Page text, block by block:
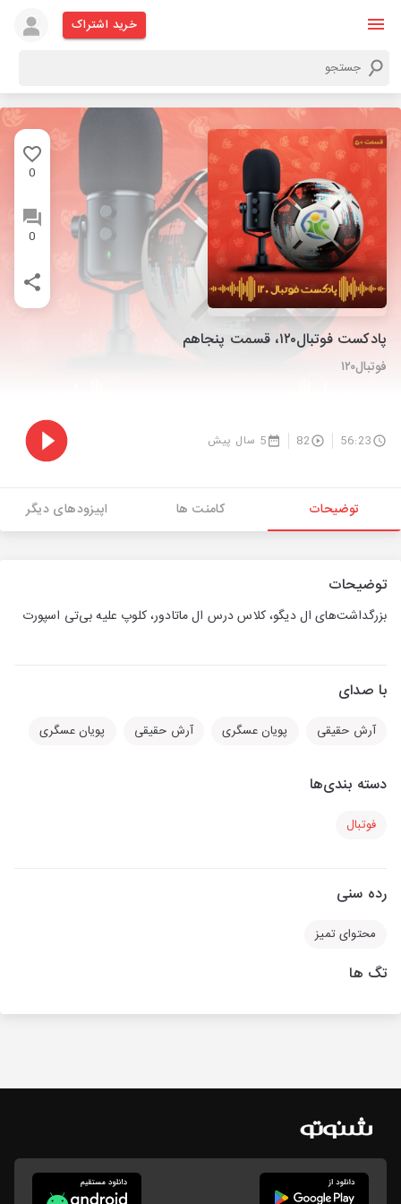
خرید اشتراک
0
0
پادکست فوتبال۱۲۰، قسمت پنجاهم
فوتبال۱۲۰
56:23
82 5 سال پیش
توضیحات کامنت ها اپیزودهای دیگر
توضیحات
بزرگداشت‌های ال دیگو، کلاس درس ال ماتادور، کلوپ علیه بی‌تی اسپورت
با صدای
آرش حقیقی پویان عسگری آرش حقیقی پویان عسگری
دسته بندی‌ها
فوتبال
رده سنی
محتوای تمیز
تگ ها